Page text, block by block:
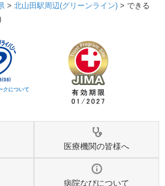
> 北山田駅周辺(グリーンライン) > できる
クについて
医療機関の皆様へ
病院なびについて